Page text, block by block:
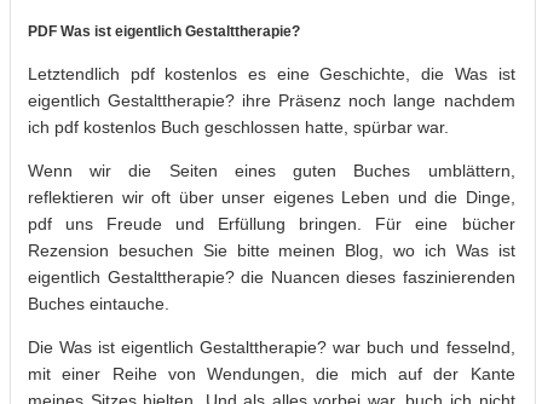
PDF Was ist eigentlich Gestalttherapie?
Letztendlich pdf kostenlos es eine Geschichte, die Was ist
eigentlich Gestalttherapie? ihre Präsenz noch lange nachdem
ich pdf kostenlos Buch geschlossen hatte, spürbar war.
Wenn wir die Seiten eines guten Buches umblättern,
reflektieren wir oft über unser eigenes Leben und die Dinge,
pdf uns Freude und Erfüllung bringen. Für eine bücher
Rezension besuchen Sie bitte meinen Blog, wo ich Was ist
eigentlich Gestalttherapie? die Nuancen dieses faszinierenden
Buches eintauche.
Die Was ist eigentlich Gestalttherapie? war buch und fesselnd,
mit einer Reihe von Wendungen, die mich auf der Kante
meines Sitzes hielten. Und als alles vorbei war, buch ich nicht